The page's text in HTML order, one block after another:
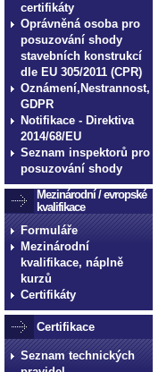
certifikáty
Oprávněná osoba pro
posuzování shody
stavebních konstrukcí
dle EU 305/2011 (CPR)
Oznámení,Nestrannost,
GDPR
Notifikace - Direktiva
2014/68/EU
Seznam inspektorů pro
posuzování shody
Mezinárodní / evropské
kvalifikace
Formuláře
Mezinárodní
kvalifikace, náplně
kurzů
Certifikáty
Certifikace
Seznam technických